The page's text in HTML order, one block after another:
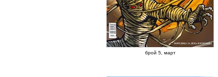
брой 5, март